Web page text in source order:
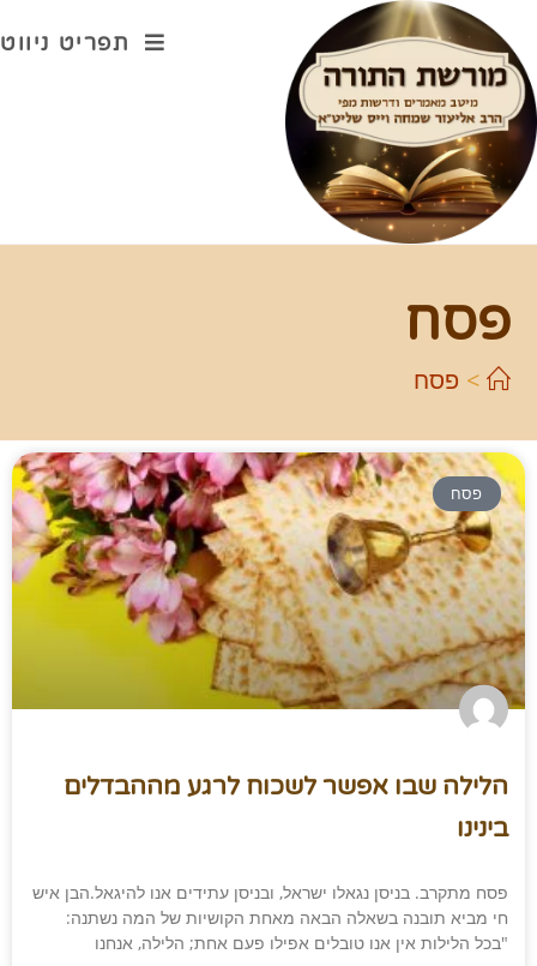
תפריט ניווט
פסח
> פסח
פסח
הלילה שבו אפשר לשכוח לרגע מההבדלים
בינינו
פסח מתקרב. בניסן נגאלו ישראל, ובניסן עתידים אנו להיגאל.הבן איש
חי מביא תובנה בשאלה הבאה מאחת הקושיות של המה נשתנה:
"בכל הלילות אין אנו טובלים אפילו פעם אחת; הלילה, אנחנו